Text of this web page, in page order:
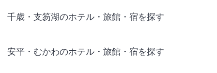
千歳・支笏湖のホテル・旅館・宿を探す
安平・むかわのホテル・旅館・宿を探す